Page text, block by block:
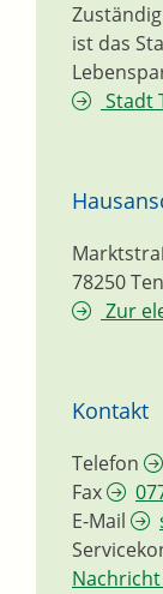
ist das
Stadt
78250
Zur
Kontakt
Telefon
Fax
E-Mail